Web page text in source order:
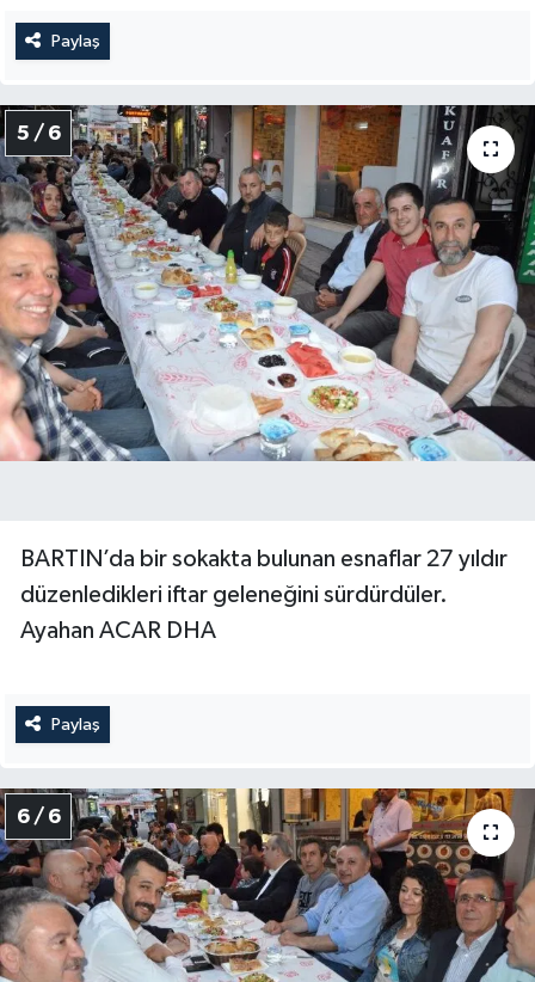
Paylaş
5 / 6
BARTIN’da bir sokakta bulunan esnaflar 27 yıldır
düzenledikleri iftar geleneğini sürdürdüler.
Ayahan ACAR DHA
Paylaş
6 / 6